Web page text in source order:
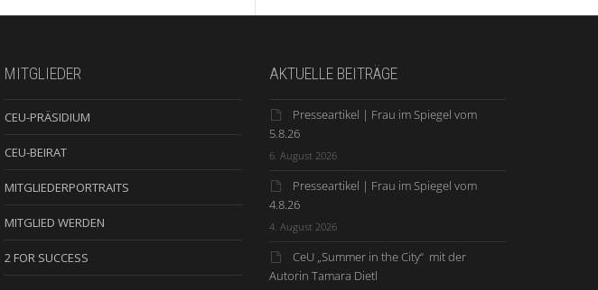
MITGLIEDER
CEU-PRÄSIDIUM
CEU-BEIRAT
MITGLIEDERPORTRAITS
MITGLIED WERDEN
2 FOR SUCCESS
AKTUELLE BEITRÄGE
Presseartikel | Frau im Spiegel vom
5.8.26
6. August 2026
Presseartikel | Frau im Spiegel vom
4.8.26
4. August 2026
CeU „Summer in the City“ mit der
Autorin Tamara Dietl